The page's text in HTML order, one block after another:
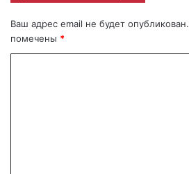
Ваш адрес email не будет опубликован.
помечены *